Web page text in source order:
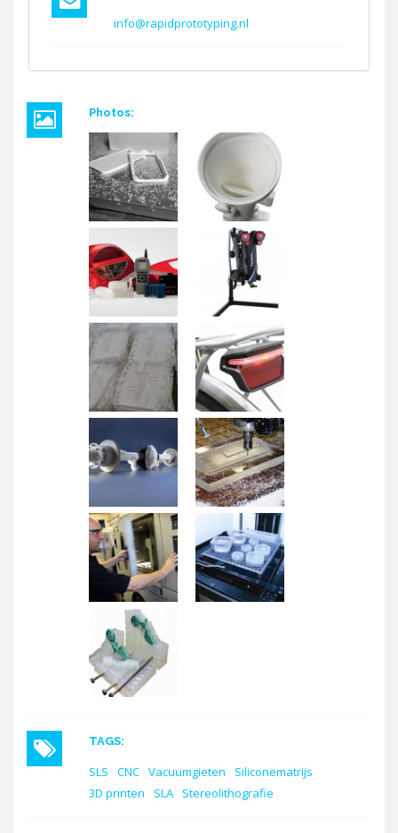
info@rapidprototyping.nl
Photos:
TAGS:
SLS CNC Vacuumgieten
Siliconematrijs
3D printen
SLA Stereolithografie